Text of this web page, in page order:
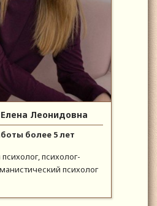
Леонидовна
более 5 лет
психолог-
психолог